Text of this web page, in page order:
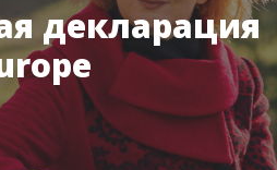
декларация